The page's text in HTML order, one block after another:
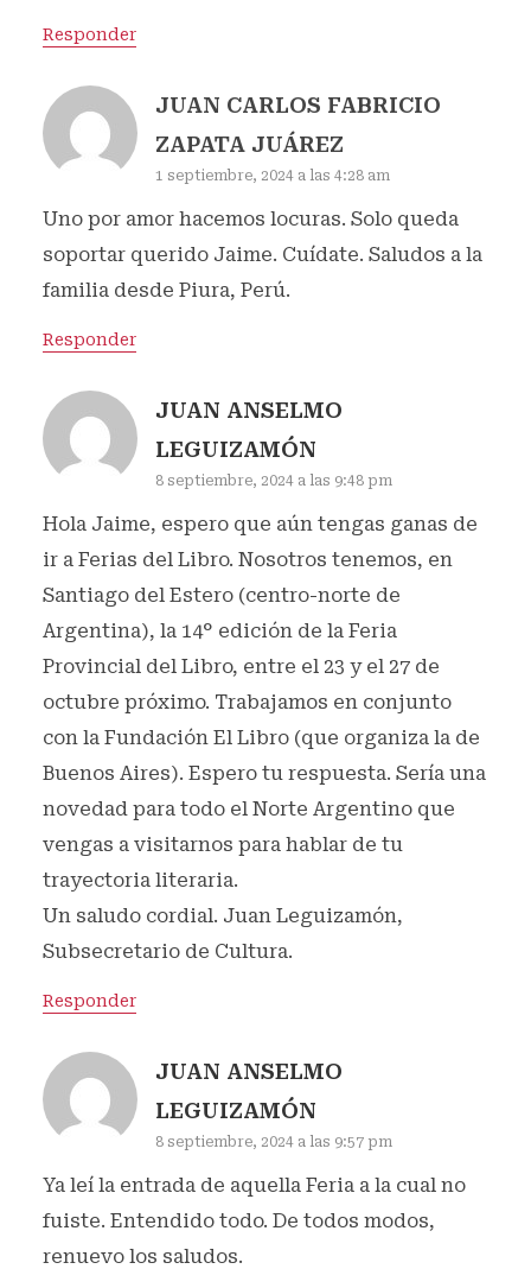
Responder
JUAN CARLOS FABRICIO
ZAPATA JUÁREZ
1 septiembre, 2024 a las 4:28 am
Uno por amor hacemos locuras. Solo queda
soportar querido Jaime. Cuídate. Saludos a la
familia desde Piura, Perú.
Responder
JUAN ANSELMO
LEGUIZAMÓN
8 septiembre, 2024 a las 9:48 pm
Hola Jaime, espero que aún tengas ganas de
ir a Ferias del Libro. Nosotros tenemos, en
Santiago del Estero (centro-norte de
Argentina), la 14° edición de la Feria
Provincial del Libro, entre el 23 y el 27 de
octubre próximo. Trabajamos en conjunto
con la Fundación El Libro (que organiza la de
Buenos Aires). Espero tu respuesta. Sería una
novedad para todo el Norte Argentino que
vengas a visitarnos para hablar de tu
trayectoria literaria.
Un saludo cordial. Juan Leguizamón,
Subsecretario de Cultura.
Responder
JUAN ANSELMO
LEGUIZAMÓN
8 septiembre, 2024 a las 9:57 pm
Ya leí la entrada de aquella Feria a la cual no
fuiste. Entendido todo. De todos modos,
renuevo los saludos.